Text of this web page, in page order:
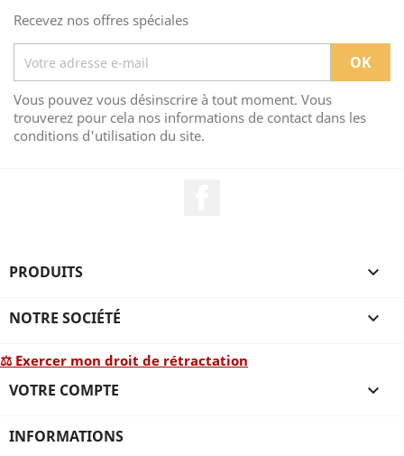
Recevez nos offres spéciales
Vous pouvez vous désinscrire à tout moment. Vous
trouverez pour cela nos informations de contact dans les
conditions d'utilisation du site.
PRODUITS 
NOTRE SOCIÉTÉ 
⚖ Exercer mon droit de rétractation
VOTRE COMPTE 
INFORMATIONS